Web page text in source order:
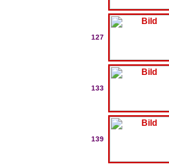
127
133
139